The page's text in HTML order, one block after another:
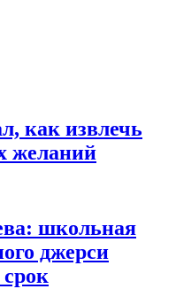
как извлечь
желаний
школьная
джерси